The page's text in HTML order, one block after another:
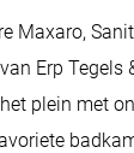
Maxaro,
Erp Tegels
plein met